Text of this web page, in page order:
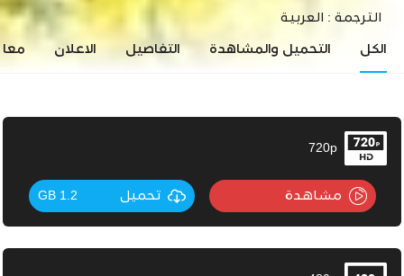
الترجمة : العربية
الكل التحميل والمشاهدة التفاصيل الاعلان
720p
مشاهدة تحميل 1.2 GB